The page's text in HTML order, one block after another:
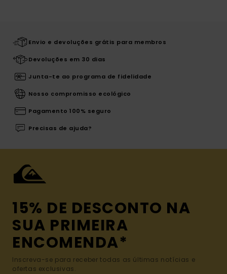
Envio e devoluções grátis para membros
Devoluções em 30 dias
Junta-te ao programa de fidelidade
Nosso compromisso ecológico
Pagamento 100% seguro
Precisas de ajuda?
15% DE DESCONTO NA
SUA PRIMEIRA
ENCOMENDA*
Inscreva-se para receber todas as últimas notícias e
ofertas exclusivas.